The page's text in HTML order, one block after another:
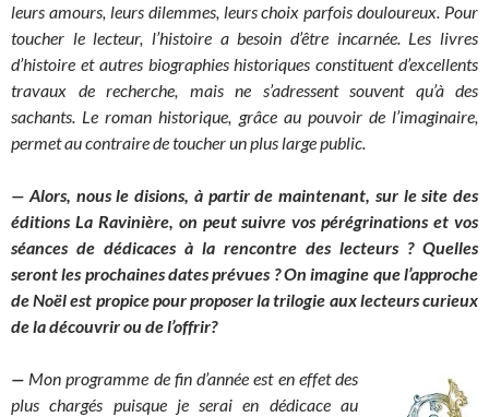
leurs amours, leurs dilemmes, leurs choix parfois douloureux. Pour
toucher le lecteur, l’histoire a besoin d’être incarnée. Les livres
d’histoire et autres biographies historiques constituent d’excellents
travaux de recherche, mais ne s’adressent souvent qu’à des
sachants. Le roman historique, grâce au pouvoir de l’imaginaire,
permet au contraire de toucher un plus large public.
— Alors, nous le disions, à partir de maintenant, sur le site des
éditions La Ravinière, on peut suivre vos pérégrinations et vos
séances de dédicaces à la rencontre des lecteurs ? Quelles
seront les prochaines dates prévues ? On imagine que l’approche
de Noël est propice pour proposer la trilogie aux lecteurs curieux
de la découvrir ou de l’offrir?
— Mon programme de fin d’année est en effet des
plus chargés puisque je serai en dédicace au